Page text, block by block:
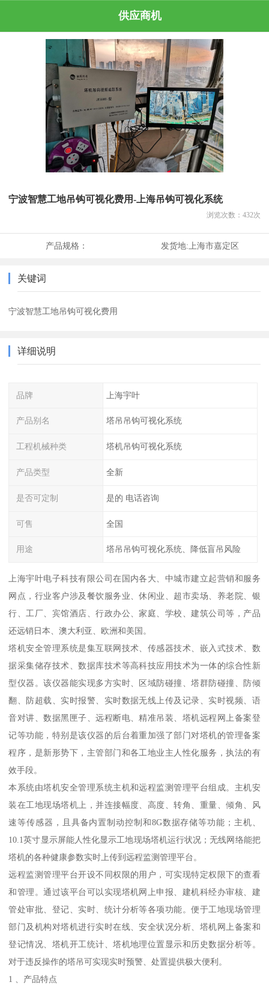
供应商机
宁波智慧工地吊钩可视化费用-上海吊钩可视化系统
浏览次数： 432次
产品规格： 发货地:上海市嘉定区
关键词
宁波智慧工地吊钩可视化费用
详细说明
品牌 上海宇叶
产品别名 塔吊吊钩可视化系统
工程机械种类 塔机吊钩可视化系统
产品类型 全新
是否可定制 是的 电话咨询
可售 全国
用途 塔吊吊钩可视化系统、降低盲吊风险
上海宇叶电子科技有限公司在国内各大、中城市建立起营销和服务
网点，行业客户涉及餐饮服务业、休闲业、超市卖场、养老院、银
行、工厂、宾馆酒店、行政办公、家庭、学校、建筑公司等，产品
还远销日本、澳大利亚、欧洲和美国。
塔机安全管理系统是集互联网技术、传感器技术、嵌入式技术、数
据采集储存技术、数据库技术等高科技应用技术为一体的综合性新
型仪器。该仪器能实现多方实时、区域防碰撞、塔群防碰撞、防倾
翻、防超载、实时报警、实时数据无线上传及记录、实时视频、语
音对讲、数据黑匣子、远程断电、精准吊装、塔机远程网上备案登
记等功能，特别是该仪器的后台着重加强了部门对塔机的管理备案
程序，是新形势下，主管部门和各工地业主人性化服务，执法的有
效手段。
本系统由塔机安全管理系统主机和远程监测管理平台组成。主机安
装在工地现场塔机上，并连接幅度、高度、转角、重量、倾角、风
速等传感器，且具备内置制动控制和8G数据存储等功能；主机、
10.1英寸显示屏能人性化显示工地现场塔机运行状况；无线网络能把
塔机的各种健康参数实时上传到远程监测管理平台。
远程监测管理平台开设不同权限的用户，可实现特定权限下的查看
和管理。通过该平台可以实现塔机网上申报、建机科经办审核、建
管处审批、登记、实时、统计分析等各项功能。便于工地现场管理
部门及机构对塔机进行实时在线、安全状况分析、塔机网上备案和
登记情况、塔机开工统计、塔机地理位置显示和历史数据分析等。
对于违反操作的塔吊可实现实时预警、处置提供极大便利。
1 、产品特点